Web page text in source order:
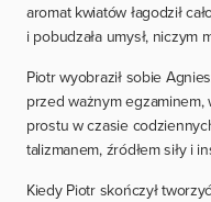
aromat kwiatów łagodził
i pobudzała umysł, niczym
Piotr wyobraził sobie
przed ważnym
prostu w czasie
talizmanem, źródłem siły i
Kiedy Piotr skończył